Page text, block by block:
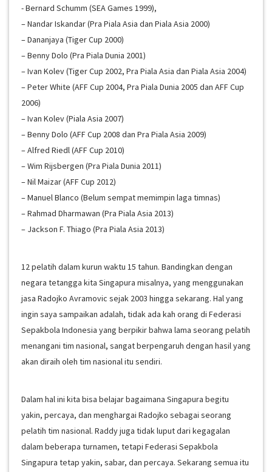
- Bernard Schumm (SEA Games 1999),
– Nandar Iskandar (Pra Piala Asia dan Piala Asia 2000)
– Dananjaya (Tiger Cup 2000)
– Benny Dolo (Pra Piala Dunia 2001)
– Ivan Kolev (Tiger Cup 2002, Pra Piala Asia dan Piala Asia 2004)
– Peter White (AFF Cup 2004, Pra Piala Dunia 2005 dan AFF Cup
2006)
– Ivan Kolev (Piala Asia 2007)
– Benny Dolo (AFF Cup 2008 dan Pra Piala Asia 2009)
– Alfred Riedl (AFF Cup 2010)
– Wim Rijsbergen (Pra Piala Dunia 2011)
– Nil Maizar (AFF Cup 2012)
– Manuel Blanco (Belum sempat memimpin laga timnas)
– Rahmad Dharmawan (Pra Piala Asia 2013)
– Jackson F. Thiago (Pra Piala Asia 2013)
12 pelatih dalam kurun waktu 15 tahun. Bandingkan dengan
negara tetangga kita Singapura misalnya, yang menggunakan
jasa Radojko Avramovic sejak 2003 hingga sekarang. Hal yang
ingin saya sampaikan adalah, tidak ada kah orang di Federasi
Sepakbola Indonesia yang berpikir bahwa lama seorang pelatih
menangani tim nasional, sangat berpengaruh dengan hasil yang
akan diraih oleh tim nasional itu sendiri.
Dalam hal ini kita bisa belajar bagaimana Singapura begitu
yakin, percaya, dan menghargai Radojko sebagai seorang
pelatih tim nasional. Raddy juga tidak luput dari kegagalan
dalam beberapa turnamen, tetapi Federasi Sepakbola
Singapura tetap yakin, sabar, dan percaya. Sekarang semua itu